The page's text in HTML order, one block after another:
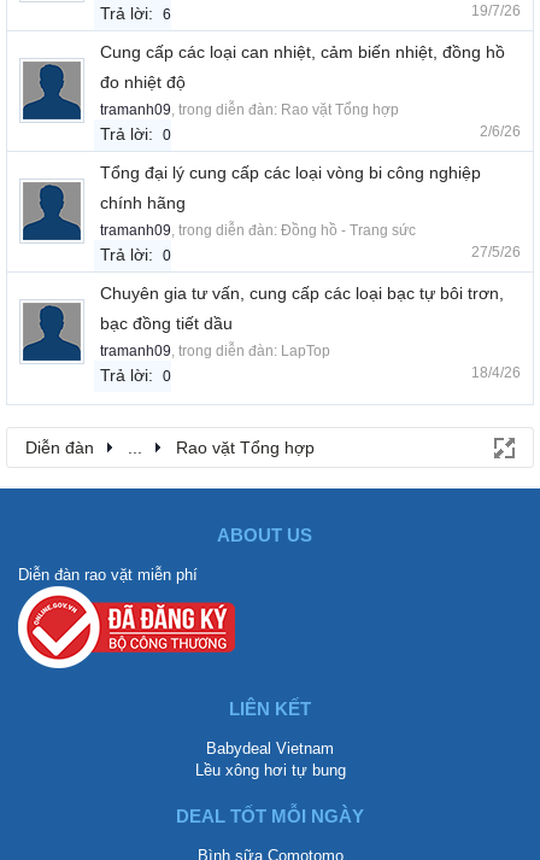
Trả lời: 6 19/7/26
Cung cấp các loại can nhiệt, cảm biến nhiệt, đồng hồ
đo nhiệt độ
tramanh09 , trong diễn đàn: Rao vặt Tổng hợp
Trả lời: 0 2/6/26
Tổng đại lý cung cấp các loại vòng bi công nghiệp
chính hãng
tramanh09 , trong diễn đàn: Đồng hồ - Trang sức
Trả lời: 0 27/5/26
Chuyên gia tư vấn, cung cấp các loại bạc tự bôi trơn,
bạc đồng tiết dầu
tramanh09 , trong diễn đàn: LapTop
Trả lời: 0 18/4/26
Diễn đàn Rao vặt Tổng hợp
ABOUT US
Diễn đàn rao vặt miễn phí
LIÊN KẾT
Babydeal Vietnam
Lều xông hơi tự bung
DEAL TỐT MỖI NGÀY
Bình sữa Comotomo